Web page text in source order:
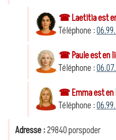
☎ Laetitia est
Téléphone :
☎ Paule est en
Téléphone :
☎ Emma est en
Téléphone :
Adresse :29840 porspoder